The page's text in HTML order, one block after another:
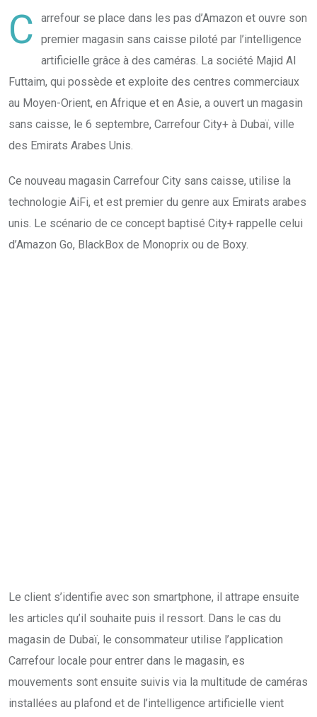
C
arrefour se place dans les pas d’Amazon et ouvre son
premier magasin sans caisse piloté par l’intelligence
artificielle grâce à des caméras. La société Majid Al
Futtaim, qui possède et exploite des centres commerciaux
au Moyen-Orient, en Afrique et en Asie, a ouvert un magasin
sans caisse, le 6 septembre, Carrefour City+ à Dubaï, ville
des Emirats Arabes Unis.
Ce nouveau magasin Carrefour City sans caisse, utilise la
technologie AiFi, et est premier du genre aux Emirats arabes
unis. Le scénario de ce concept baptisé City+ rappelle celui
d’Amazon Go, BlackBox de Monoprix ou de Boxy.
Le client s’identifie avec son smartphone, il attrape ensuite
les articles qu’il souhaite puis il ressort. Dans le cas du
magasin de Dubaï, le consommateur utilise l’application
Carrefour locale pour entrer dans le magasin, es
mouvements sont ensuite suivis via la multitude de caméras
installées au plafond et de l’intelligence artificielle vient